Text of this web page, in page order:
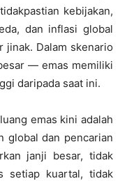
kebijakan,
dan inflasi global
jinak. Dalam skenario
— emas memiliki
daripada saat ini.
emas kini adalah
global dan pencarian
janji besar, tidak
setiap kuartal, tidak